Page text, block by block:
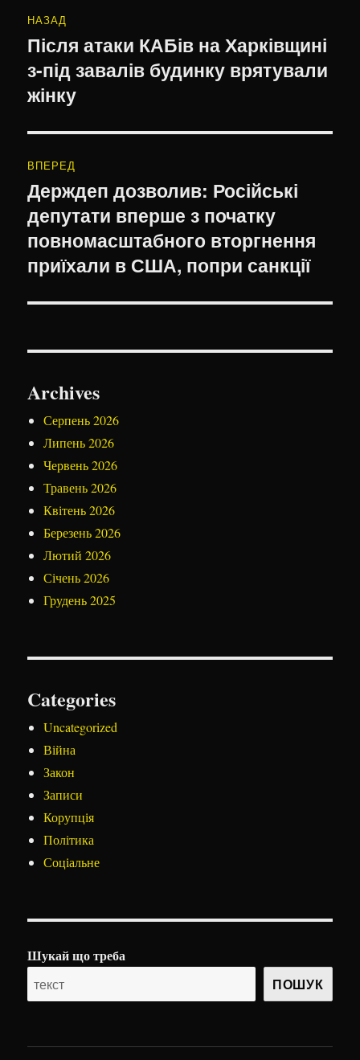
записів
НАЗАД
Попередній
запис:
Після атаки КАБів на Харківщині
з-під завалів будинку врятували
жінку
ВПЕРЕД
Наступний
запис:
Держдеп дозволив: Російські
депутати вперше з початку
повномасштабного вторгнення
приїхали в США, попри санкції
Archives
Серпень 2026
Липень 2026
Червень 2026
Травень 2026
Квітень 2026
Березень 2026
Лютий 2026
Січень 2026
Грудень 2025
Categories
Uncategorized
Війна
Закон
Записи
Корупція
Політика
Соціальне
Шукай що треба
ПОШУК